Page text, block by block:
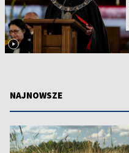
NAJNOWSZE